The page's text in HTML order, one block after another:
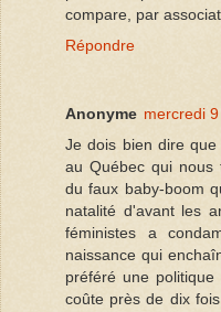
compare, par
Répondre
Anonyme mercredi
Je dois bien dire
au Québec qui nous
du faux baby-boom
natalité d'avant les
féministes a
naissance qui
préféré une
coûte près de dix